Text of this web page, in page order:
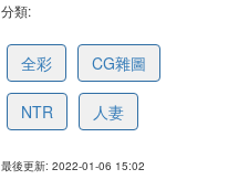
分類:
全彩 CG雜圖
NTR 人妻
最後更新: 2022-01-06 15:02